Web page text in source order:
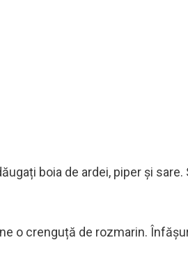
boia de ardei, piper și sare.
o crenguță de rozmarin.